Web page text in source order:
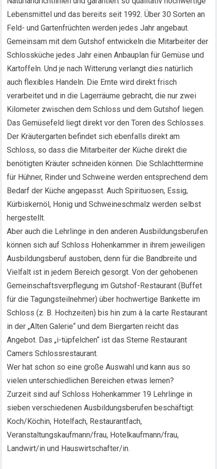
Lebensmittel und das bereits seit 1992. Über 30 Sorten an
Feld- und Gartenfrüchten werden jedes Jahr angebaut.
Gemeinsam mit dem Gutshof entwickeln die Mitarbeiter der
Schlossküche jedes Jahr einen Anbauplan für Gemüse und
Kartoffeln. Und je nach Witterung verlangt dies natürlich
auch flexibles Handeln. Die Ernte wird direkt frisch
verarbeitet und in die Lagerräume gebracht, die nur zwei
Kilometer zwischen dem Schloss und dem Gutshof liegen.
Das Gemüsefeld liegt direkt vor den Toren des Schlosses.
Der Kräutergarten befindet sich ebenfalls direkt am
Schloss, so dass die Mitarbeiter der Küche direkt die
benötigten Kräuter schneiden können. Die Schlachttermine
für Hühner, Rinder und Schweine werden entsprechend dem
Bedarf der Küche angepasst. Auch Spirituosen, Essig,
Kürbiskernöl, Honig und Schweineschmalz werden selbst
hergestellt.
Aber auch die Lehrlinge in den anderen Ausbildungsberufen
können sich auf Schloss Hohenkammer in ihrem jeweiligen
Ausbildungsberuf austoben, denn für die Bandbreite und
Vielfalt ist in jedem Bereich gesorgt. Von der gehobenen
Gemeinschaftsverpflegung im Gutshof-Restaurant (Buffet
für die Tagungsteilnehmer) über hochwertige Bankette im
Schloss (z. B. Hochzeiten) bis hin zum à la carte Restaurant
in der „Alten Galerie“ und dem Biergarten reicht das
Angebot. Das „i-tüpfelchen“ ist das Sterne Restaurant
Camers Schlossrestaurant.
Wer hat schon so eine große Auswahl und kann aus so
vielen unterschiedlichen Bereichen etwas lernen?
Zurzeit sind auf Schloss Hohenkammer 19 Lehrlinge in
sieben verschiedenen Ausbildungsberufen beschäftigt:
Koch/Köchin, Hotelfach, Restaurantfach,
Veranstaltungskaufmann/frau, Hotelkaufmann/frau,
Landwirt/in und Hauswirtschafter/in.